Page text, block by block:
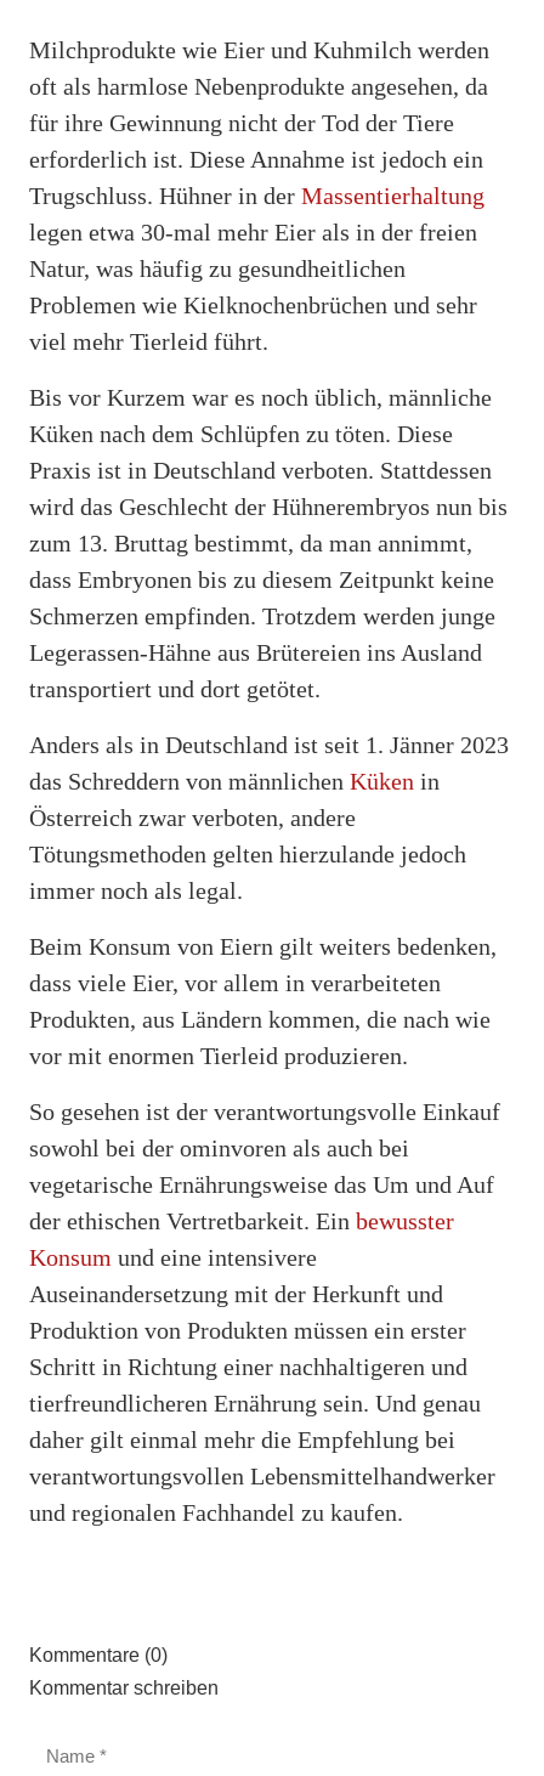
Milchprodukte wie Eier und Kuhmilch werden
oft als harmlose Nebenprodukte angesehen, da
für ihre Gewinnung nicht der Tod der Tiere
erforderlich ist. Diese Annahme ist jedoch ein
Trugschluss. Hühner in der Massentierhaltung
legen etwa 30-mal mehr Eier als in der freien
Natur, was häufig zu gesundheitlichen
Problemen wie Kielknochenbrüchen und sehr
viel mehr Tierleid führt.
Bis vor Kurzem war es noch üblich, männliche
Küken nach dem Schlüpfen zu töten. Diese
Praxis ist in Deutschland verboten. Stattdessen
wird das Geschlecht der Hühnerembryos nun bis
zum 13. Bruttag bestimmt, da man annimmt,
dass Embryonen bis zu diesem Zeitpunkt keine
Schmerzen empfinden. Trotzdem werden junge
Legerassen-Hähne aus Brütereien ins Ausland
transportiert und dort getötet.
Anders als in Deutschland ist seit 1. Jänner 2023
das Schreddern von männlichen Küken in
Österreich zwar verboten, andere
Tötungsmethoden gelten hierzulande jedoch
immer noch als legal.
Beim Konsum von Eiern gilt weiters bedenken,
dass viele Eier, vor allem in verarbeiteten
Produkten, aus Ländern kommen, die nach wie
vor mit enormen Tierleid produzieren.
So gesehen ist der verantwortungsvolle Einkauf
sowohl bei der ominvoren als auch bei
vegetarische Ernährungsweise das Um und Auf
der ethischen Vertretbarkeit. Ein bewusster
Konsum und eine intensivere
Auseinandersetzung mit der Herkunft und
Produktion von Produkten müssen ein erster
Schritt in Richtung einer nachhaltigeren und
tierfreundlicheren Ernährung sein. Und genau
daher gilt einmal mehr die Empfehlung bei
verantwortungsvollen Lebensmittelhandwerker
und regionalen Fachhandel zu kaufen.
Kommentare (0)
Kommentar schreiben